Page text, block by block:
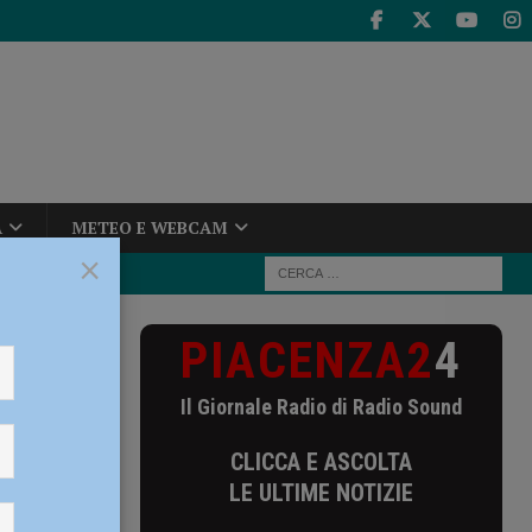
METEO E WEBCAM
di via
PIACENZA24
Il Giornale Radio di Radio Sound
CLICCA E ASCOLTA
LE ULTIME NOTIZIE
×